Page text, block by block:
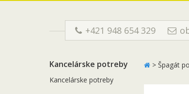
+421 948 654 329
Kancelárske potreby
Kancelárske potreby
> Špagát